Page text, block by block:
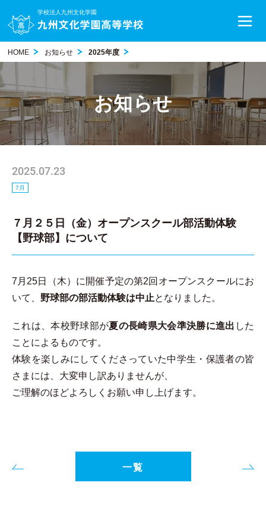
学校法人九州文化学園
HOME お知らせ 2025年度
お知らせ
2025.07.23
7月
７月２５日（金）オープンスクール部活動体験
【野球部】について
7月25日（木）に開催予定の第2回オープンスクールにお
いて、 野球部の部活動体験は中止となりました。
これは、本校野球部が夏の長崎県大会準決勝に進出 した
ことによるものです。
体験を楽しみにしてくださっていた中学生・保護者の皆
さまには、大変申し訳ありませんが、
ご理解のほどよろしくお願い申し上げます。
一覧